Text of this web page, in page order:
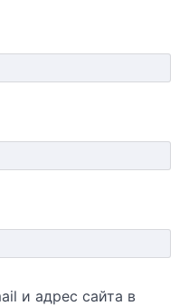
и адрес сайта в